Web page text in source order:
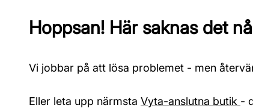
Hoppsan! Här saknas det
Vi jobbar på att lösa problemet - men
Eller leta upp närmsta Vyta-anslutna butik -